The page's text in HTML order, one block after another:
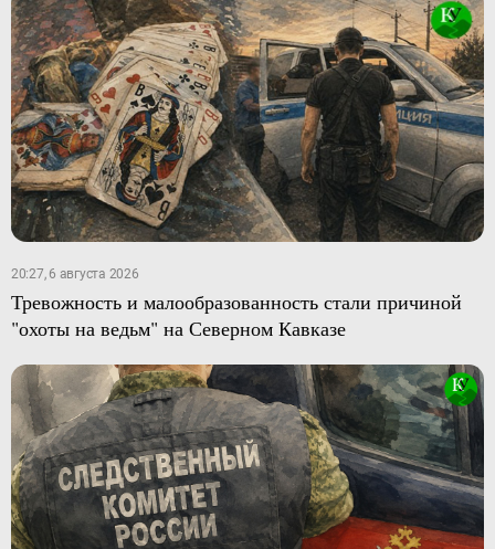
20:27, 6 августа 2026
Тревожность и малообразованность стали причиной
"охоты на ведьм" на Северном Кавказе